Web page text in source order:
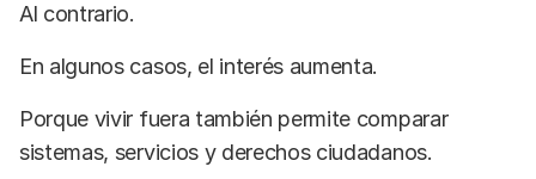
Al contrario.
En algunos casos, el interés aumenta.
Porque vivir fuera también permite comparar
sistemas, servicios y derechos ciudadanos.